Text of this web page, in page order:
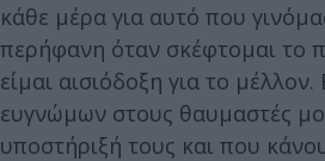
κάθε μέρα για αυτό που
περήφανη όταν σκέφτομαι το
είμαι αισιόδοξη για το μέλλον.
ευγνώμων στους θαυμαστές
υποστήριξή τους και που